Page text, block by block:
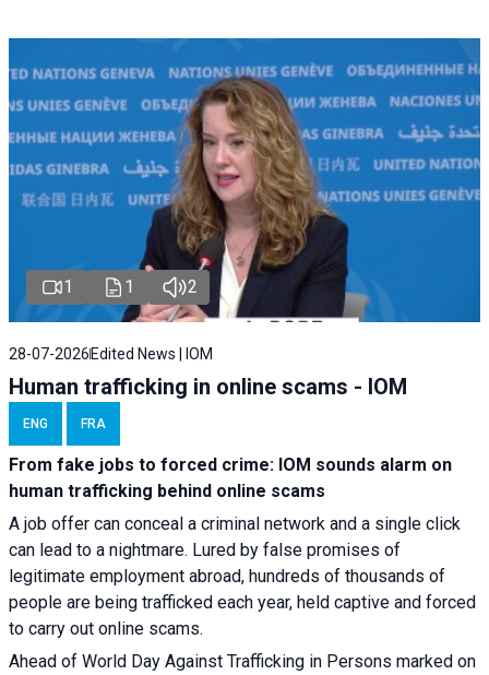
1 1 2
28-07-2026Edited News | IOM
Human trafficking in online scams - IOM
ENG FRA
From fake jobs to forced crime: IOM sounds alarm on
human trafficking behind online scams
A job offer can conceal a criminal network and a single click
can lead to a nightmare. Lured by false promises of
legitimate employment abroad, hundreds of thousands of
people are being trafficked each year, held captive and forced
to carry out online scams.
Ahead of World Day Against Trafficking in Persons marked on